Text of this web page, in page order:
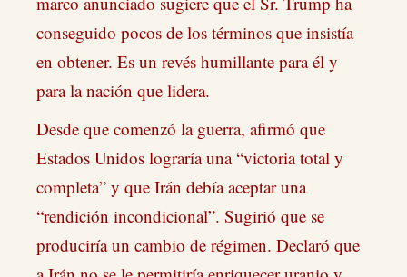
conseguido pocos de los términos que insistía
en obtener. Es un revés humillante para él y
para la nación que lidera.
Desde que comenzó la guerra, afirmó que
Estados Unidos lograría una “victoria total y
completa” y que Irán debía aceptar una
“rendición incondicional”. Sugirió que se
produciría un cambio de régimen. Declaró que